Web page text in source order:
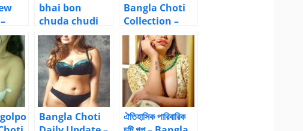
bhai bon
chuda chudi
golpo
Bangla Choti
Collection –
Bangla Choti
Golpo
Bangla Choti
ঐতিহাসিক পারিবারিক